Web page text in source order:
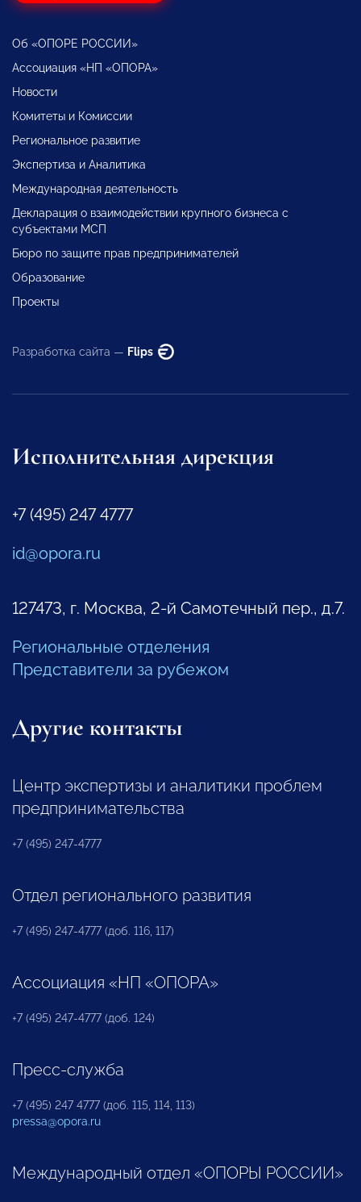
Об «ОПОРЕ РОССИИ»
Ассоциация «НП «ОПОРА»
Новости
Комитеты и Комиссии
Региональное развитие
Экспертиза и Аналитика
Международная деятельность
Декларация о взаимодействии крупного бизнеса с
субъектами МСП
Бюро по защите прав предпринимателей
Образование
Проекты
Разработка сайта — Flips
Исполнительная дирекция
+7 (495) 247 4777
id@opora.ru
127473, г. Москва, 2-й Самотечный пер., д.7.
Региональные отделения
Представители за рубежом
Другие контакты
Центр экспертизы и аналитики проблем
предпринимательства
+7 (495) 247-4777
Отдел регионального развития
+7 (495) 247-4777 (доб. 116, 117)
Ассоциация «НП «ОПОРА»
+7 (495) 247-4777 (доб. 124)
Пресс-служба
+7 (495) 247 4777 (доб. 115, 114, 113)
pressa@opora.ru
Международный отдел «ОПОРЫ РОССИИ»